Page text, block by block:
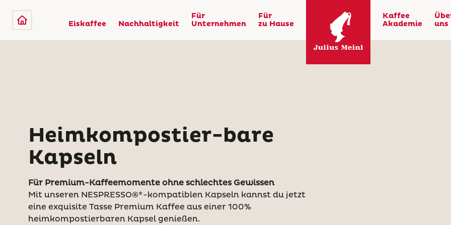
Eiskaffee Nachhaltigkeit
Für
Unternehmen
Für
zu Hause
Kaffee
Akademie
uns
Heimkompostier-bare
Kapseln
Für Premium-Kaffeemomente ohne schlechtes Gewissen
Mit unseren NESPRESSO®*-kompatiblen Kapseln kannst du jetzt
eine exquisite Tasse Premium Kaffee aus einer 100%
heimkompostierbaren Kapsel genießen.